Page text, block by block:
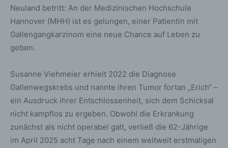
Neuland betritt: An der Medizinischen Hochschule
Hannover (MHH) ist es gelungen, einer Patientin mit
Gallengangkarzinom eine neue Chance auf Leben zu
geben.
Susanne Viehmeier erhielt 2022 die Diagnose
Gallenwegskrebs und nannte ihren Tumor fortan „Erich“ –
ein Ausdruck ihrer Entschlossenheit, sich dem Schicksal
nicht kampflos zu ergeben. Obwohl die Erkrankung
zunächst als nicht operabel galt, verließ die 62-Jährige
im April 2025 acht Tage nach einem weltweit erstmaligen